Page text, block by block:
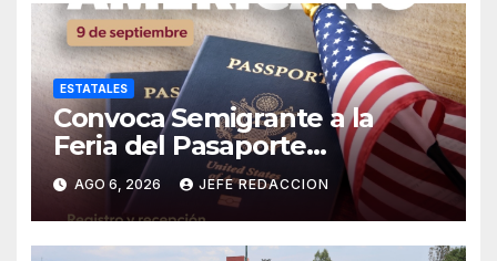
ESTATALES
Convoca Semigrante a la
Feria del Pasaporte
Estadounidense 2026
AGO 6, 2026 JEFE REDACCION